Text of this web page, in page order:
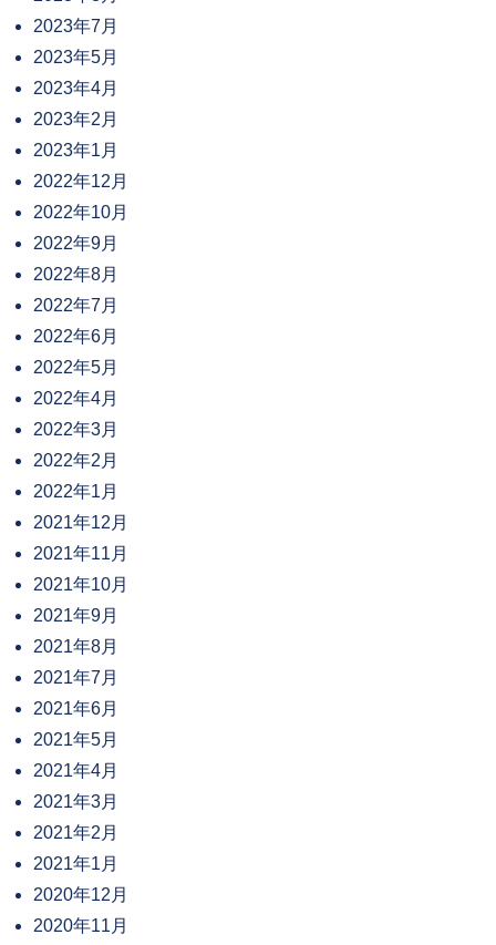
2023年7月
2023年5月
2023年4月
2023年2月
2023年1月
2022年12月
2022年10月
2022年9月
2022年8月
2022年7月
2022年6月
2022年5月
2022年4月
2022年3月
2022年2月
2022年1月
2021年12月
2021年11月
2021年10月
2021年9月
2021年8月
2021年7月
2021年6月
2021年5月
2021年4月
2021年3月
2021年2月
2021年1月
2020年12月
2020年11月